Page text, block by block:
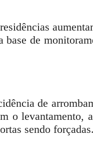
de
de
o levantamento,
sendo forçadas.